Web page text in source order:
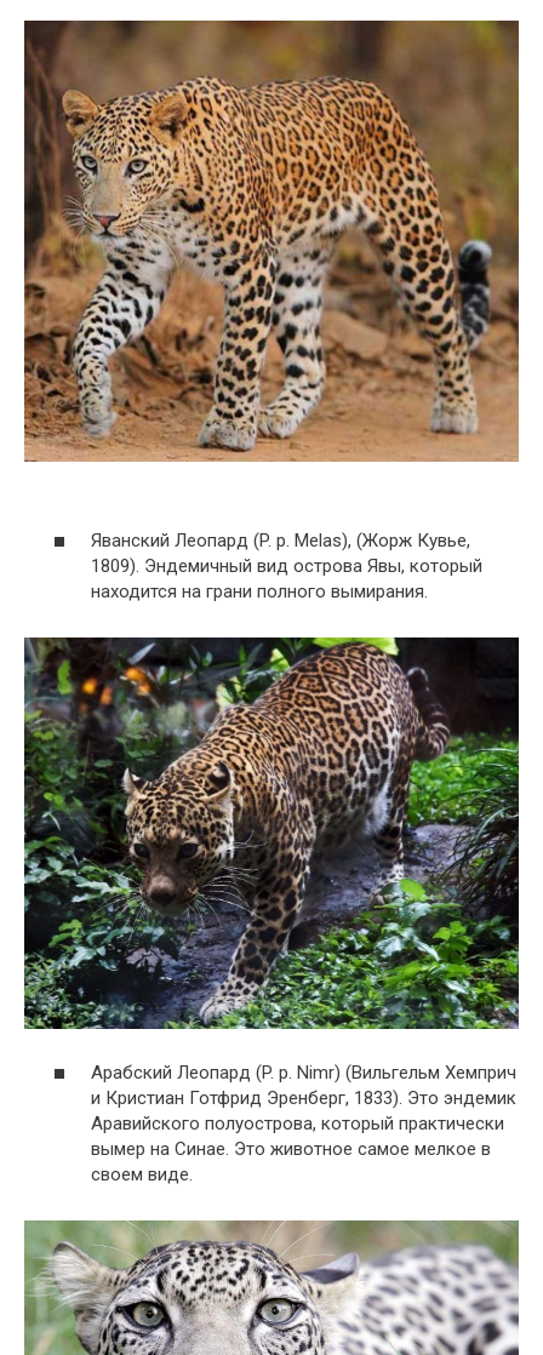
Яванский Леопард (P. p. Melas), (Жорж Кувье,
1809). Эндемичный вид острова Явы, который
находится на грани полного вымирания.
Арабский Леопард (P. p. Nimr) (Вильгельм Хемприч
и Кристиан Готфрид Эренберг, 1833). Это эндемик
Аравийского полуострова, который практически
вымер на Синае. Это животное самое мелкое в
своем виде.